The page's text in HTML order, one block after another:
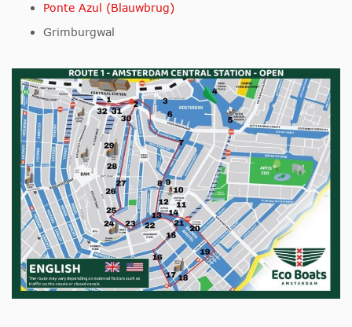
Ponte Azul (Blauwbrug)
Grimburgwal